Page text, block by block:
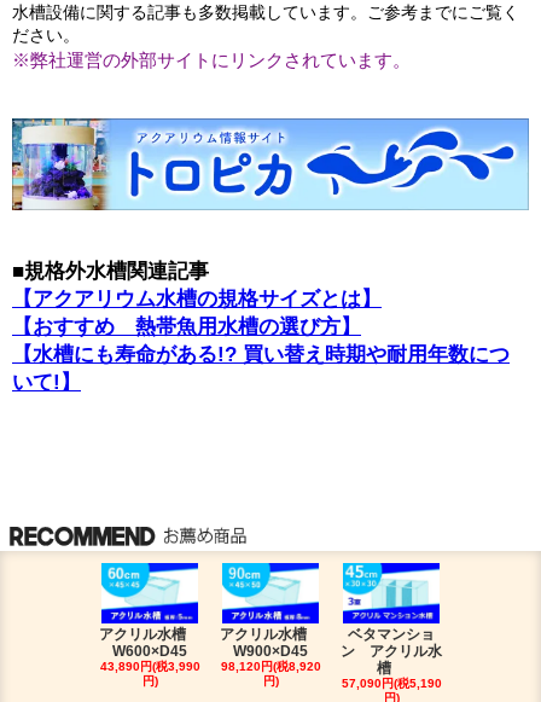
水槽設備に関する記事も多数掲載しています。ご参考までにご覧く
ださい。
※弊社運営の外部サイトにリンクされています。
■規格外水槽関連記事
【アクアリウム水槽の規格サイズとは】
【おすすめ 熱帯魚用水槽の選び方】
【水槽にも寿命がある!? 買い替え時期や耐用年数につ
いて!】
アクリル水槽
W600×D45
43,890円(税3,990
円)
アクリル水槽
W900×D45
98,120円(税8,920
円)
ベタマンショ
ン アクリル水
槽
57,090円(税5,190
円)